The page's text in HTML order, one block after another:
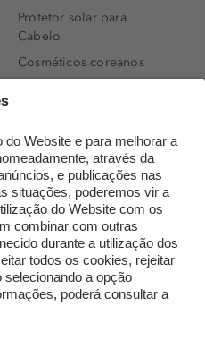
Protetor solar para
Cabelo
Cosméticos coreanos
Perfumes árabes
Novidades
Melhores Perfumes
Femininos
TOP 10: Perfumes
Masculinos
Pestanas Postiças
Creme Rosto Homem